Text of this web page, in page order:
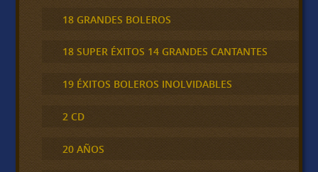
18 GRANDES BOLEROS
18 SUPER ÉXITOS 14 GRANDES CANTANTES
19 ÉXITOS BOLEROS INOLVIDABLES
2 CD
20 AÑOS